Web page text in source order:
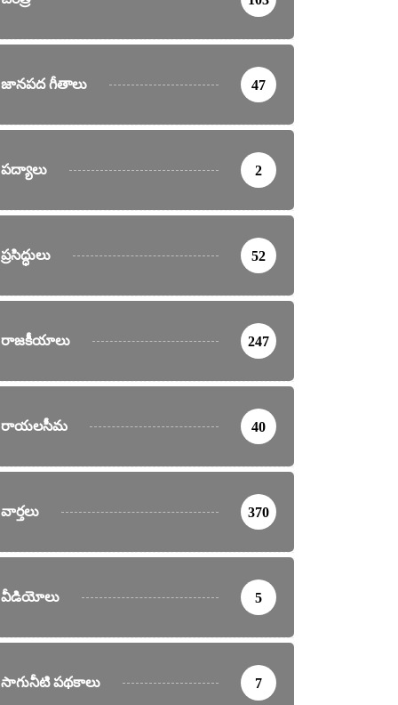
జానపద గీతాలు 47
పద్యాలు 2
ప్రసిద్ధులు 52
రాజకీయాలు 247
రాయలసీమ 40
వార్తలు 370
వీడియోలు 5
సాగునీటి పథకాలు 7